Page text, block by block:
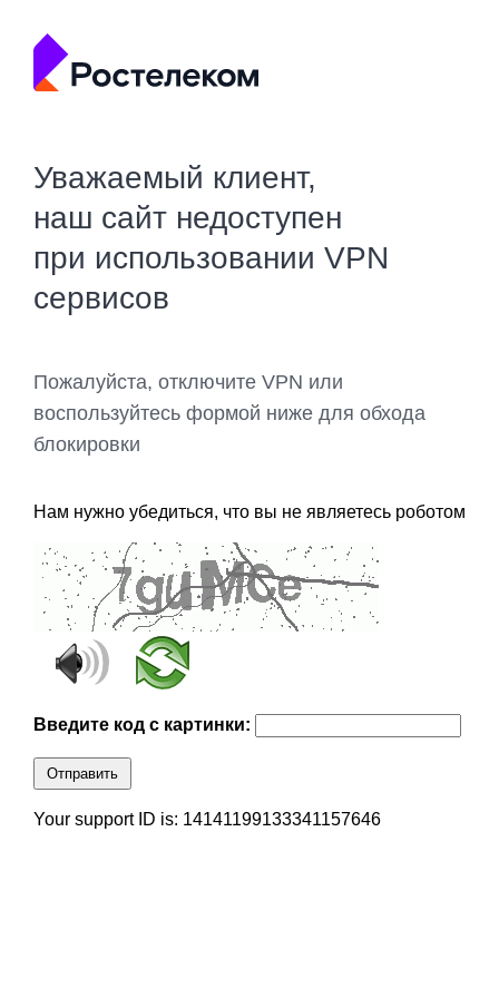
Уважаемый клиент,
наш сайт недоступен
при использовании VPN
сервисов
Пожалуйста, отключите VPN или
воспользуйтесь формой ниже для обхода
блокировки
Нам нужно убедиться, что вы не являетесь роботом
Введите код с картинки:
Отправить
Your support ID is: 14141199133341157646